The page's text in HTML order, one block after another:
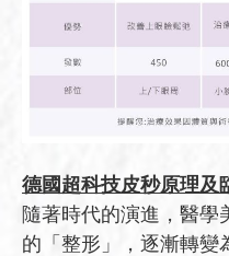
德國超科技皮秒原理及
隨著時代的演進，醫學
的「整形」，逐漸轉變